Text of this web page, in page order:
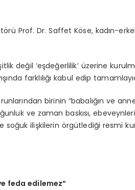
Prof. Dr. Saffet Köse, kadın-
değil ‘eşdeğerlilik’ üzerine
farklılığı kabul edip
birinin “babalığın ve
ve zaman baskısı,
ilişkilerin örgütlediği resmi
feda edilemez”